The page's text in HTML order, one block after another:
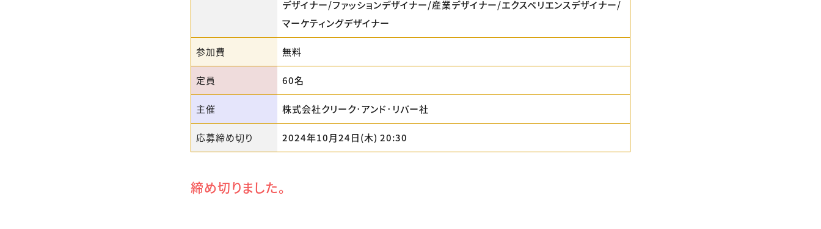
デザイナー/ファッションデザイナー/産業デザイナー/エクスペリエンスデザイナー/
マーケティングデザイナー
参加費 無料
定員 60名
主催 株式会社クリーク･アンド･リバー社
応募締め切り 2024年10月24日(木) 20:30
締め切りました。